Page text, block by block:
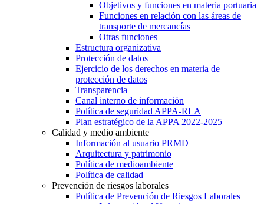
Objetivos y funciones en materia portuaria
Funciones en relación con las áreas de
transporte de mercancías
Otras funciones
Estructura organizativa
Protección de datos
Ejercicio de los derechos en materia de
protección de datos
Transparencia
Canal interno de información
Política de seguridad APPA-RLA
Plan estratégico de la APPA 2022-2025
Calidad y medio ambiente
Información al usuario PRMD
Arquitectura y patrimonio
Política de medioambiente
Política de calidad
Prevención de riesgos laborales
Política de Prevención de Riesgos Laborales